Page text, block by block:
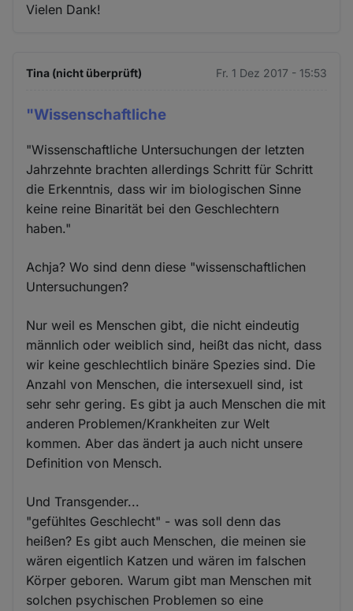
Vielen Dank!
Tina (nicht überprüft) Fr. 1 Dez 2017 - 15:53
"Wissenschaftliche
"Wissenschaftliche Untersuchungen der letzten
Jahrzehnte brachten allerdings Schritt für Schritt
die Erkenntnis, dass wir im biologischen Sinne
keine reine Binarität bei den Geschlechtern
haben."
Achja? Wo sind denn diese "wissenschaftlichen
Untersuchungen?
Nur weil es Menschen gibt, die nicht eindeutig
männlich oder weiblich sind, heißt das nicht, dass
wir keine geschlechtlich binäre Spezies sind. Die
Anzahl von Menschen, die intersexuell sind, ist
sehr sehr gering. Es gibt ja auch Menschen die mit
anderen Problemen/Krankheiten zur Welt
kommen. Aber das ändert ja auch nicht unsere
Definition von Mensch.
Und Transgender...
"gefühltes Geschlecht" - was soll denn das
heißen? Es gibt auch Menschen, die meinen sie
wären eigentlich Katzen und wären im falschen
Körper geboren. Warum gibt man Menschen mit
solchen psychischen Problemen so eine